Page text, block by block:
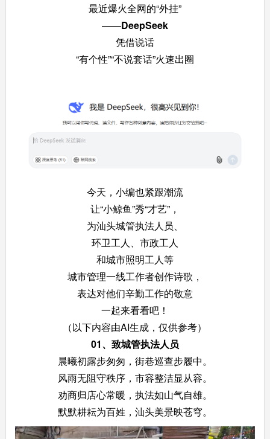
最近爆火全网的“外挂”
——DeepSeek
凭借说话
“有个性”“不说套话”火速出圈
今天，小编也紧跟潮流
让“小鲸鱼”秀“才艺”，
为汕头城管执法人员、
环卫工人、市政工人
和城市照明工人等
城市管理一线工作者创作诗歌，
表达对他们辛勤工作的敬意
一起来看看吧！
（以下内容由AI生成，仅供参考）
01、 致城管执法人员
晨曦初露步匆匆，街巷巡查步履中。
风雨无阻守秩序，市容整洁显从容。
劝商归店心常暖，执法如山气自雄。
默默耕耘为百姓，汕头美景映苍穹。